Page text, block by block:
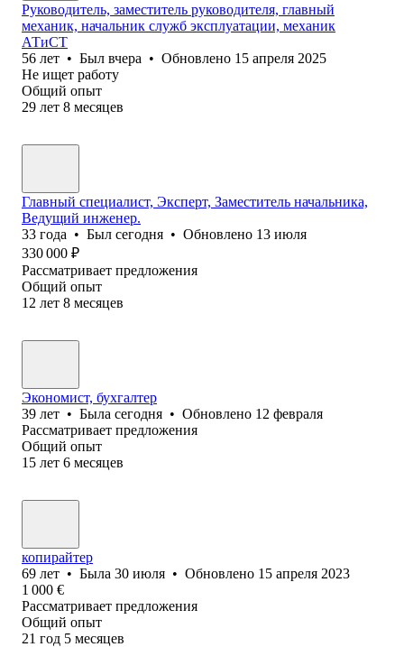
Руководитель, заместитель руководителя, главный
механик, начальник служб эксплуатации, механик
АТиСТ
56 лет • Был вчера • Обновлено 15 апреля 2025
Не ищет работу
Общий опыт
29 лет 8 месяцев
Главный специалист, Эксперт, Заместитель начальника,
Ведущий инженер.
33 года • Был сегодня • Обновлено 13 июля
330 000 ₽
Рассматривает предложения
Общий опыт
12 лет 8 месяцев
Экономист, бухгалтер
39 лет • Была сегодня • Обновлено 12 февраля
Рассматривает предложения
Общий опыт
15 лет 6 месяцев
копирайтер
69 лет • Была 30 июля • Обновлено 15 апреля 2023
1 000 €
Рассматривает предложения
Общий опыт
21 год 5 месяцев